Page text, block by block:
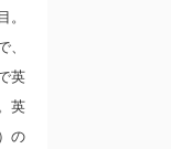
。
、
英
英
の